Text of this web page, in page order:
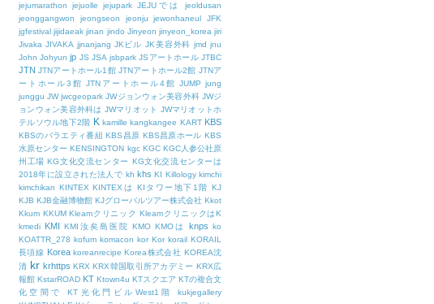
jejumarathon
jejuolle jejupark JEJUでは
jeoldusan
jeonggangwon
jeongseon jeonju jewonhaneul
JFK
jgfestival jijidaeak jinan jindo Jinyeon jinyeon_korea jiri
Jivaka JIVAKA jjnanjang JKビル JK美容外科 jmd jnu
John Johyun jp JS JSA jsbpark JSアートホール JTBC
JTN JTNアートホール1館 JTNアートホール2館 JTNア
ートホール3館 JTNアートホール4館 JUMP jung
junggu JW jwcgeopark JWジョンウォン美容外科 JWジ
ョンウォン美容外科は JWマリオット JWマリオットホ
テルソウル地下2階 K kamille kangkangee KART KBS
KBSのバラエティ番組 KBS昌原 KBS昌原ホール KBS
水原センター KENSINGTON kgc KGC KGC人参公社原
州工場 KG文化交流センター KG文化交流センターは
2018年に設立された法人で kh khs KI Killology kimchi
kimchikan KINTEX KINTEXは KIタワー地下1階 KJ
KJB KJB金融博物館 KJグローバルツアー株式会社 Kkot
Kkum KKUM Kleamクリニック KleamクリニックはK
kmedi KMI KMI汝矣島医院 KMO KMOは knps ko
KOATTR_278 kofum komacon kor Kor korail KORAIL
長項線 Korea koreanrecipe Korea株式会社 KOREA沈
清 kr krhttps KRX KRX韓国取引所アカデミー KRX広
報館 KstarROAD KT Ktown4u KTスクエア KTの複合文
化空間で
KT光化門ビルWest1階
kukjegallery